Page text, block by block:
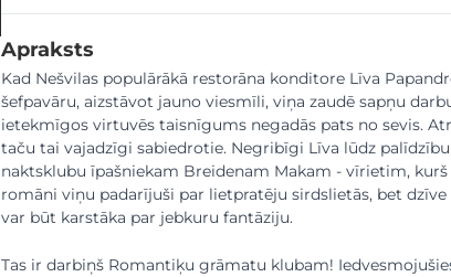
Apraksts
Kad Nešvilas populārākā restorāna konditore Līva
šefpavāru, aizstāvot jauno viesmīli, viņa zaudē sapņu
ietekmīgos virtuvēs taisnīgums negadās pats no sevis.
taču tai vajadzīgi sabiedrotie. Negribīgi Līva lūdz
naktsklubu īpašniekam Breidenam Makam - vīrietim,
romāni viņu padarījuši par lietpratēju sirdslietās, bet
var būt karstāka par jebkuru fantāziju.
Tas ir darbiņš Romantiķu grāmatu klubam!